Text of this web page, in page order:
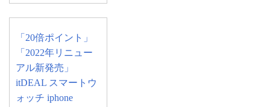
「20倍ポイント」
「2022年リニュー
アル新発売」
itDEAL スマートウ
ォッチ iphone